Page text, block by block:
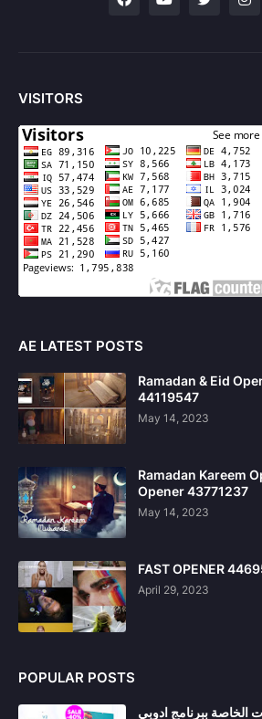
VISITORS
AE LATEST POSTS
Ramadan & Eid
44119547
May 14, 2023
Ramadan Kareem
Opener 43771237
May 14, 2023
FAST OPENER
April 29, 2023
POPULAR POSTS
الخاصة ببرنامج ادوبي